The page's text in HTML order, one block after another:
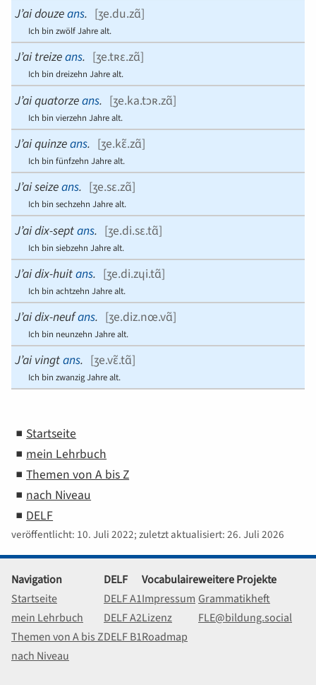
J’ai douzeans. [ʒe.du.zɑ̃]
Ich bin zwölf Jahre alt.
J’ai treizeans. [ʒe.tʀɛ.zɑ̃]
Ich bin dreizehn Jahre alt.
J’ai quatorzeans. [ʒe.ka.tɔʀ.zɑ̃]
Ich bin vierzehn Jahre alt.
J’ai quinzeans. [ʒe.kɛ̃.zɑ̃]
Ich bin fünfzehn Jahre alt.
J’ai seizeans. [ʒe.sɛ.zɑ̃]
Ich bin sechzehn Jahre alt.
J’ai dix-septans. [ʒe.di.sɛ.tɑ̃]
Ich bin siebzehn Jahre alt.
J’ai dix-huitans. [ʒe.di.zɥi.tɑ̃]
Ich bin achtzehn Jahre alt.
J’ai dix-neufans. [ʒe.diz.nœ.vɑ̃]
Ich bin neunzehn Jahre alt.
J’ai vingtans. [ʒe.vɛ̃.tɑ̃]
Ich bin zwanzig Jahre alt.
Startseite
mein Lehrbuch
Themen von A bis Z
nach Niveau
DELF
veröffentlicht: 10. Juli 2022; zuletzt aktualisiert: 26. Juli 2026
Navigation
Startseite
mein Lehrbuch
Themen von A bis Z
nach Niveau
DELF
DELF A1
DELF A2
DELF B1
Vocabulaire
Impressum
Lizenz
Roadmap
weitere Projekte
Grammatikheft
FLE@bildung.social